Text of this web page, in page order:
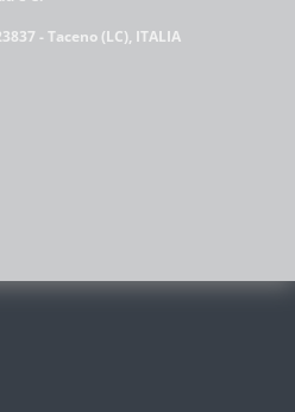
- Taceno (LC), ITALIA